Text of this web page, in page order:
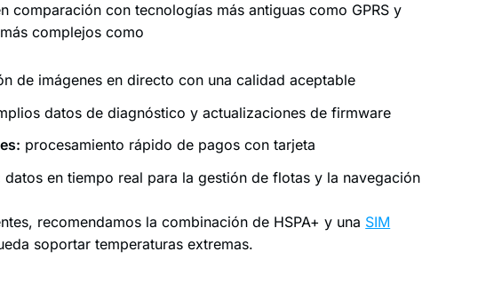
comparación con tecnologías más antiguas como GPRS y
complejos como
de imágenes en directo con una calidad aceptable
datos de diagnóstico y actualizaciones de firmware
procesamiento rápido de pagos con tarjeta
datos en tiempo real para la gestión de flotas y la navegación
recomendamos la combinación de HSPA+ y una SIM
soportar temperaturas extremas.